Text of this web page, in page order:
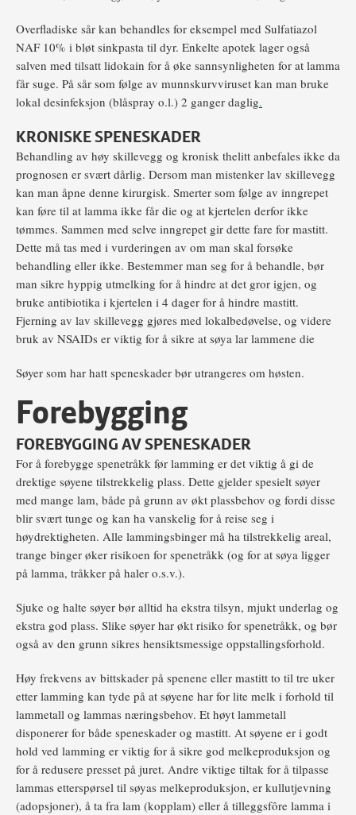
Overfladiske sår kan behandles for eksempel med Sulfatiazol
NAF 10% i bløt sinkpasta til dyr. Enkelte apotek lager også
salven med tilsatt lidokain for å øke sannsynligheten for at lamma
får suge. På sår som følge av munnskurvviruset kan man bruke
lokal desinfeksjon (blåspray o.l.) 2 ganger daglig.
KRONISKE SPENESKADER
Behandling av høy skillevegg og kronisk thelitt anbefales ikke da
prognosen er svært dårlig. Dersom man mistenker lav skillevegg
kan man åpne denne kirurgisk. Smerter som følge av inngrepet
kan føre til at lamma ikke får die og at kjertelen derfor ikke
tømmes. Sammen med selve inngrepet gir dette fare for mastitt.
Dette må tas med i vurderingen av om man skal forsøke
behandling eller ikke. Bestemmer man seg for å behandle, bør
man sikre hyppig utmelking for å hindre at det gror igjen, og
bruke antibiotika i kjertelen i 4 dager for å hindre mastitt.
Fjerning av lav skillevegg gjøres med lokalbedøvelse, og videre
bruk av NSAIDs er viktig for å sikre at søya lar lammene die
Søyer som har hatt speneskader bør utrangeres om høsten.
Forebygging
FOREBYGGING AV SPENESKADER
For å forebygge spenetråkk før lamming er det viktig å gi de
drektige søyene tilstrekkelig plass. Dette gjelder spesielt søyer
med mange lam, både på grunn av økt plassbehov og fordi disse
blir svært tunge og kan ha vanskelig for å reise seg i
høydrektigheten. Alle lammingsbinger må ha tilstrekkelig areal,
trange binger øker risikoen for spenetråkk (og for at søya ligger
på lamma, tråkker på haler o.s.v.).
Sjuke og halte søyer bør alltid ha ekstra tilsyn, mjukt underlag og
ekstra god plass. Slike søyer har økt risiko for spenetråkk, og bør
også av den grunn sikres hensiktsmessige oppstallingsforhold.
Høy frekvens av bittskader på spenene eller mastitt to til tre uker
etter lamming kan tyde på at søyene har for lite melk i forhold til
lammetall og lammas næringsbehov. Et høyt lammetall
disponerer for både speneskader og mastitt. At søyene er i godt
hold ved lamming er viktig for å sikre god melkeproduksjon og
for å redusere presset på juret. Andre viktige tiltak for å tilpasse
lammas etterspørsel til søyas melkeproduksjon, er kullutjevning
(adopsjoner), å ta fra lam (kopplam) eller å tilleggsfôre lamma i